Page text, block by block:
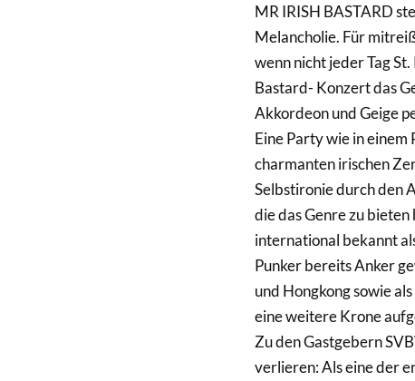
MR IRISH BASTARD
Melancholie. Für
wenn nicht jeder Tag
Bastard- Konzert das
Akkordeon und Geige
Eine Party wie in
charmanten irischen
Selbstironie durch den
die das Genre zu
international bekannt
Punker bereits Anker
und Hongkong sowie
eine weitere Krone
Zu den Gastgebern
verlieren: Als eine der